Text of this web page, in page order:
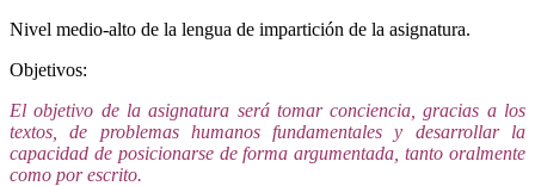
Nivel medio-alto de la lengua de impartición de la asignatura.
Objetivos:
El objetivo de la asignatura será tomar conciencia, gracias a los
textos, de problemas humanos fundamentales y desarrollar la
capacidad de posicionarse de forma argumentada, tanto oralmente
como por escrito.